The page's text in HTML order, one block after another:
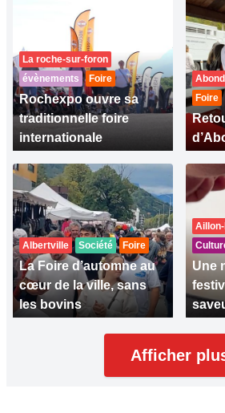
La roche-sur-foron
évènements
Foire
Rochexpo ouvre sa
traditionnelle foire
internationale
Foire
Albertville Société Foire
La Foire d’automne au
cœur de la ville, sans
les bovins
Une
Afficher